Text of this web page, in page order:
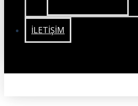
İLETIŞIM